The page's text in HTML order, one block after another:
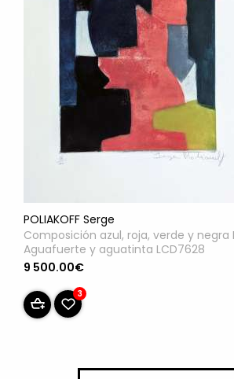
POLIAKOFF Serge
Composición azul, roja, verde y negra
Aguafuerte y aguatinta LCD7628
9 500.00€
3